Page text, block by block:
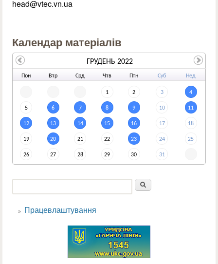
head@vtec.vn.ua
Календар матеріалів
Пон Втр Срд Чтв Птн Суб Нед
1 2 3 4
5 6 7 8 9 10 11
12 13 14 15 16 17 18
19 20 21 22 23 24 25
26 27 28 29 30 31
ГРУДЕНЬ 2022
Пошукова форма
Працевлаштування